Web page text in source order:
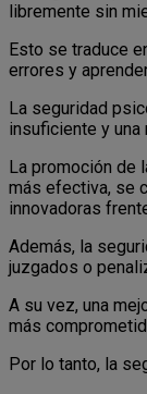
libremente sin
Esto se traduce
errores y
La seguridad
insuficiente y una
La promoción de
más efectiva, se
innovadoras
Además, la
juzgados o
A su vez, una
más
Por lo tanto, la